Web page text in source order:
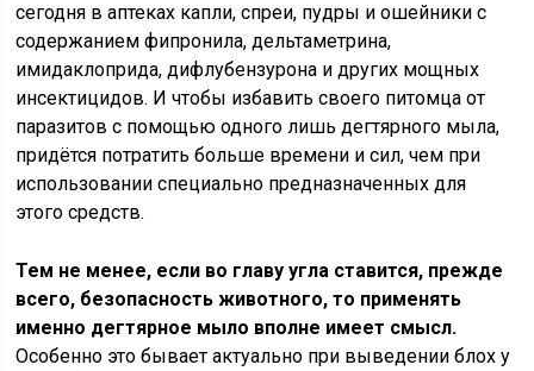
сегодня в аптеках капли, спреи, пудры и ошейники с
содержанием фипронила, дельтаметрина,
имидаклоприда, дифлубензурона и других мощных
инсектицидов. И чтобы избавить своего питомца от
паразитов с помощью одного лишь дегтярного мыла,
придётся потратить больше времени и сил, чем при
использовании специально предназначенных для
этого средств.
Тем не менее, если во главу угла ставится, прежде
всего, безопасность животного, то применять
именно дегтярное мыло вполне имеет смысл.
Особенно это бывает актуально при выведении блох у